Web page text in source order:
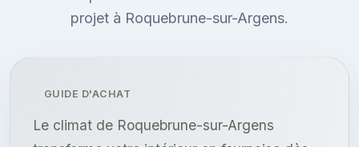
projet à Roquebrune-sur-Argens.
GUIDE D'ACHAT
Le climat de Roquebrune-sur-Argens